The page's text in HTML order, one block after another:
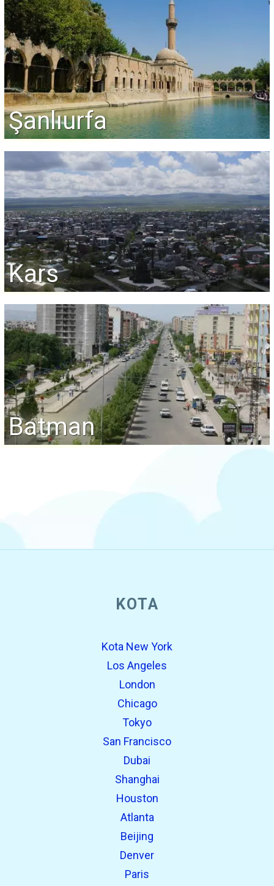
Şanlıurfa
Kars
Batman
KOTA
Kota New York
Los Angeles
London
Chicago
Tokyo
San Francisco
Dubai
Shanghai
Houston
Atlanta
Beijing
Denver
Paris